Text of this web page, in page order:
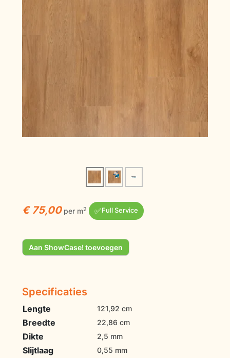
€ 75,00 per m2 ✅Full Service
Aan ShowCase! toevoegen
Specificaties
Lengte 121,92 cm
Breedte 22,86 cm
Dikte 2,5 mm
Slijtlaag 0,55 mm